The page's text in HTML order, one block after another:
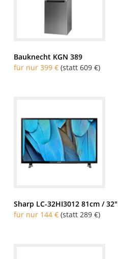
Bauknecht KGN 389
für nur 399 € (statt 609 €)
Sharp LC-32HI3012 81cm / 32″
für nur 144 € (statt 289 €)